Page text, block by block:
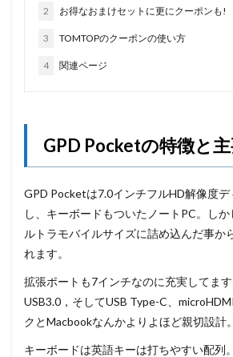
2 お得なおまけセットに更にクーポンも!
3 TOMTOPのクーポンの使い方
4 関連ページ
GPD Pocketの特徴と
GPD Pocketは7.0インチフルHD解像度
し、キーボードもついたノートPC。し
ルトラモバイルサイズに詰め込んだ事か
れます。
拡張ポートも7インチなのに充実してま
USB3.0，そしてUSB Type-C、
クとMacbookなんかよりよほど親切設計。
キーボードは英語キーは打ちやすい配列